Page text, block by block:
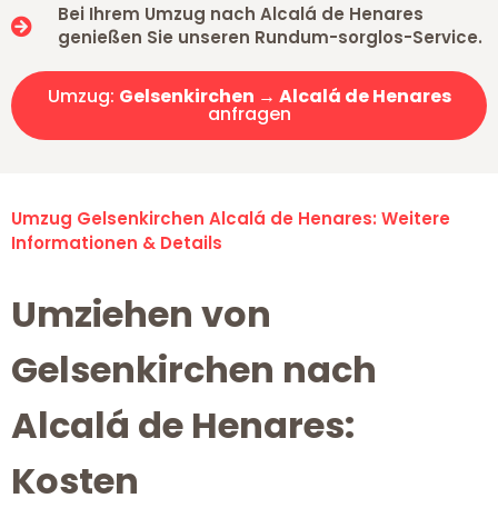
Bei Ihrem Umzug nach Alcalá de Henares
genießen Sie unseren Rundum-sorglos-Service.
Umzug: Gelsenkirchen → Alcalá de Henares
anfragen
Umzug Gelsenkirchen Alcalá de Henares: Weitere
Informationen & Details
Umziehen von
Gelsenkirchen nach
Alcalá de Henares:
Kosten